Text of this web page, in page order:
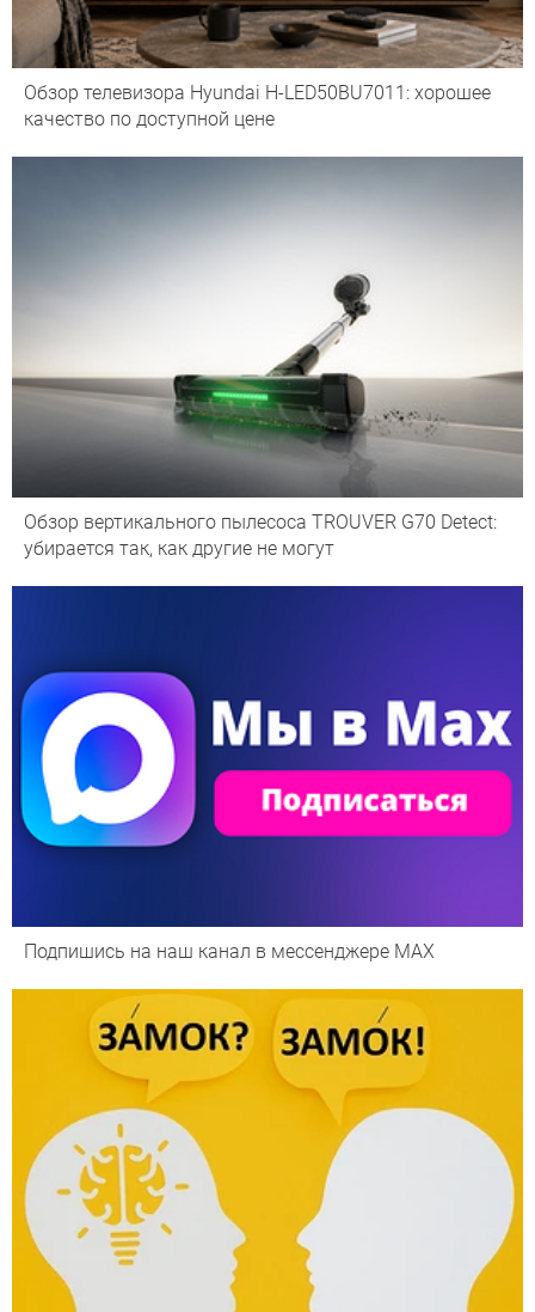
Обзор телевизора Hyundai H-LED50BU7011: хорошее
качество по доступной цене
Обзор вертикального пылесоса TROUVER G70 Detect:
убирается так, как другие не могут
Подпишись на наш канал в мессенджере МАХ